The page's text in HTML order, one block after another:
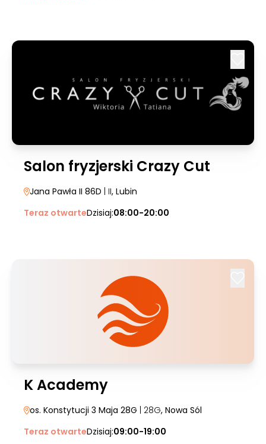
Salon fryzjerski Crazy Cut
Jana Pawła II 86D | II, Lubin
Teraz otwarteDzisiaj:08:00-20:00
K Academy
os. Konstytucji 3 Maja 28G | 28G, Nowa Sól
Teraz otwarteDzisiaj:09:00-19:00